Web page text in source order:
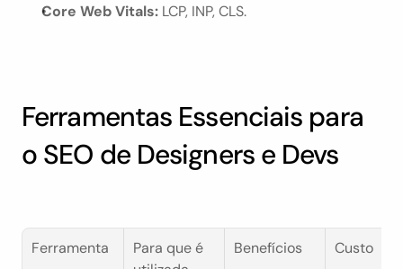
Core Web Vitals: LCP, INP, CLS.
Ferramentas Essenciais para
o SEO de Designers e Devs
Ferramenta
Para que é
Benefícios Custo